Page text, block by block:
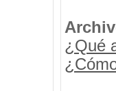
¿Qué